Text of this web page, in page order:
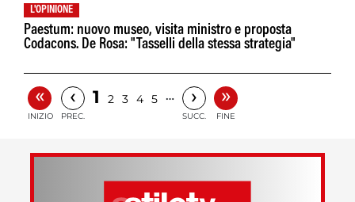
L'OPINIONE
Paestum: nuovo museo, visita ministro e proposta
Codacons. De Rosa: "Tasselli della stessa strategia"
«
INIZIO
‹
PREC.
1 2 3 4 5 … ›
SUCC.
»
FINE